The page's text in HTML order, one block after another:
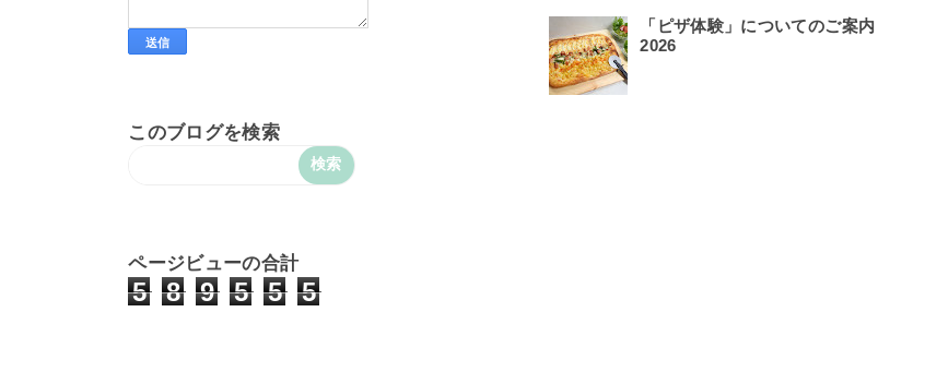
このブログを検索
ページビューの合計
5 8 9 5 5 5
「ピザ体験」についてのご案内
2026